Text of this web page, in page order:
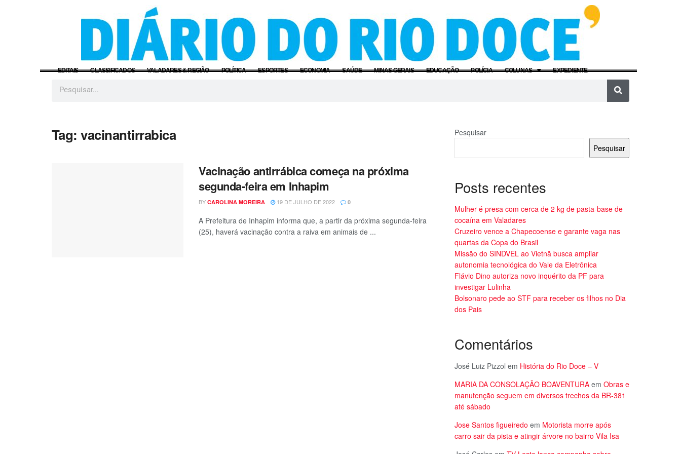
EDITAIS CLASSIFICADOS VALADARES & REGIÃO POLÍTICA ESPORTES ECONOMIA SAÚDE MINAS GERAIS EDUCAÇÃO POLÍCIA COLUNAS EXPEDIENTE
Tag:vacinantirrabica
Vacinação antirrábica começa na próxima
segunda-feira em Inhapim
BY CAROLINA MOREIRA 19 DE JULHO DE 2022 0
A Prefeitura de Inhapim informa que, a partir da próxima segunda-feira
(25), haverá vacinação contra a raiva em animais de ...
Pesquisar
Pesquisar
Posts recentes
Mulher é presa com cerca de 2 kg de pasta-base de
cocaína em Valadares
Cruzeiro vence a Chapecoense e garante vaga nas
quartas da Copa do Brasil
Missão do SINDVEL ao Vietnã busca ampliar
autonomia tecnológica do Vale da Eletrônica
Flávio Dino autoriza novo inquérito da PF para
investigar Lulinha
Bolsonaro pede ao STF para receber os filhos no Dia
dos Pais
Comentários
José Luiz Pizzol em História do Rio Doce – V
MARIA DA CONSOLAÇÃO BOAVENTURA em Obras e
manutenção seguem em diversos trechos da BR-381
até sábado
Jose Santos figueiredo em Motorista morre após
carro sair da pista e atingir árvore no bairro Vila Isa